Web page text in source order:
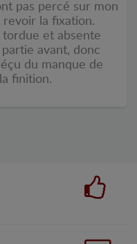
pas percé sur mon
la fixation.
tordue et absente
avant, donc
du manque de
finition.